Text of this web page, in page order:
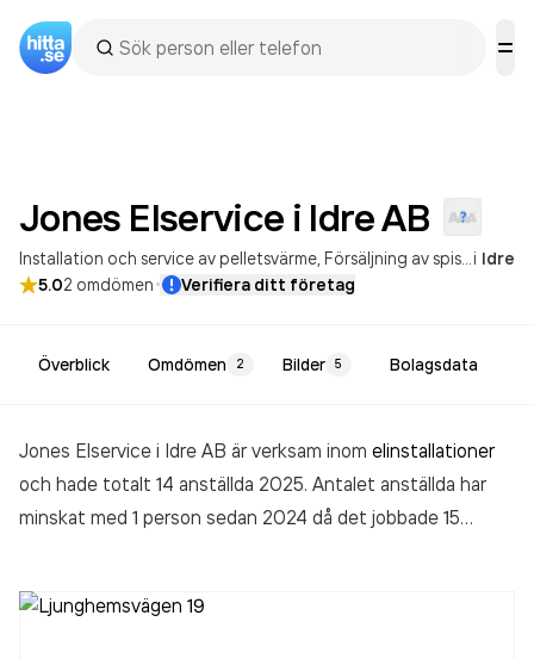
Jones Elservice i IdreAB
Installation och service av pelletsvärme Försäljning av spisar och kakelugnar i Idre
5.02 omdömen· Verifiera ditt företag
Överblick Omdömen 2 Bilder 5 Bolagsdata
Jones Elservice i Idre AB är verksam inom elinstallationer
och hade totalt 14 anställda 2025. Antalet anställda har
minskat med 1 person sedan 2024 då det jobbade 15
16 617 000,00 krsenaste räkenskapsåret (2025).